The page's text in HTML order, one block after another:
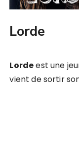
Lorde
Lordeest une
vient de sortir